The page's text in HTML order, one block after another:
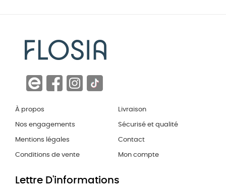
À propos
Nos engagements
Mentions légales
Conditions de vente
Livraison
Sécurisé et qualité
Contact
Mon compte
Lettre D'informations